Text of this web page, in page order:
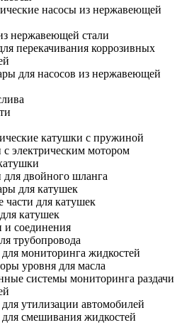
насосы из нержавеющей
нержавеющей стали
перекачивания коррозивных
для насосов из нержавеющей
катушки с пружиной
электрическим мотором
двойного шланга
для катушек
части для катушек
катушек
соединения
трубопровода
мониторинга жидкостей
уровня для масла
системы мониторинга раздачи
утилизации автомобилей
смешивания жидкостей